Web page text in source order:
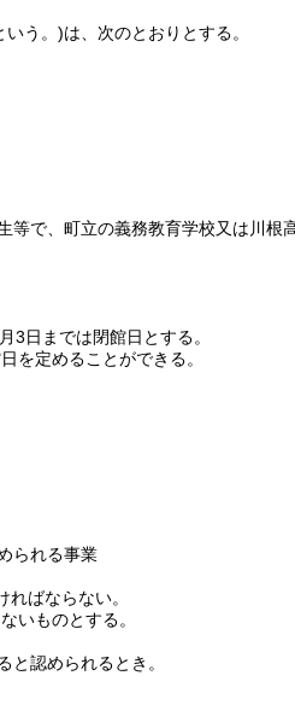
いう。)は、次のとおりとする。
で、町立の義務教育学校又は川根
3日までは閉館日とする。
を定めることができる。
られる事業
ばならない。
いものとする。
認められるとき。